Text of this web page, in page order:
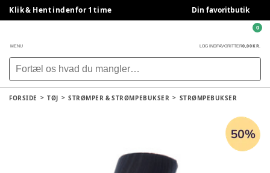
Klik & Hent indenfor 1 time Din favoritbutik
MENU LOG INDFAVORITTER0,00 KR.
0
FORSIDE TØJ STRØMPER & STRØMPEBUKSER STRØMPEBUKSER